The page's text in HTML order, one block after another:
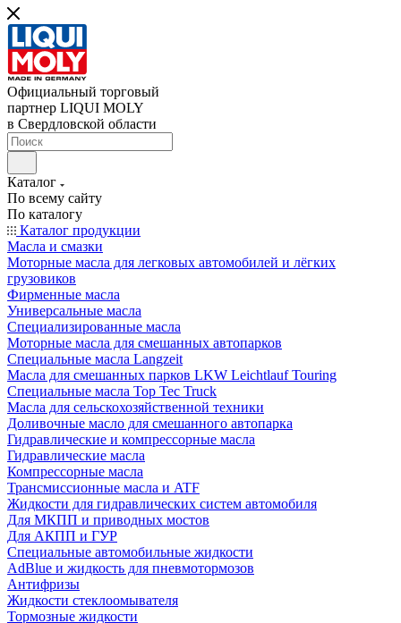
Официальный торговый
партнер LIQUI MOLY
в Свердловской области
Каталог
По всему сайту
По каталогу
Каталог продукции
Масла и смазки
Моторные масла для легковых автомобилей и лёгких
грузовиков
Фирменные масла
Универсальные масла
Специализированные масла
Моторные масла для смешанных автопарков
Специальные масла Langzeit
Масла для смешанных парков LKW Leichtlauf Touring
Специальные масла Top Tec Truck
Масла для сельскохозяйственной техники
Доливочные масло для смешанного автопарка
Гидравлические и компрессорные масла
Гидравлические масла
Компрессорные масла
Трансмиссионные масла и ATF
Жидкости для гидравлических систем автомобиля
Для МКПП и приводных мостов
Для АКПП и ГУР
Специальные автомобильные жидкости
AdBlue и жидкость для пневмотормозов
Антифризы
Жидкости стеклоомывателя
Тормозные жидкости